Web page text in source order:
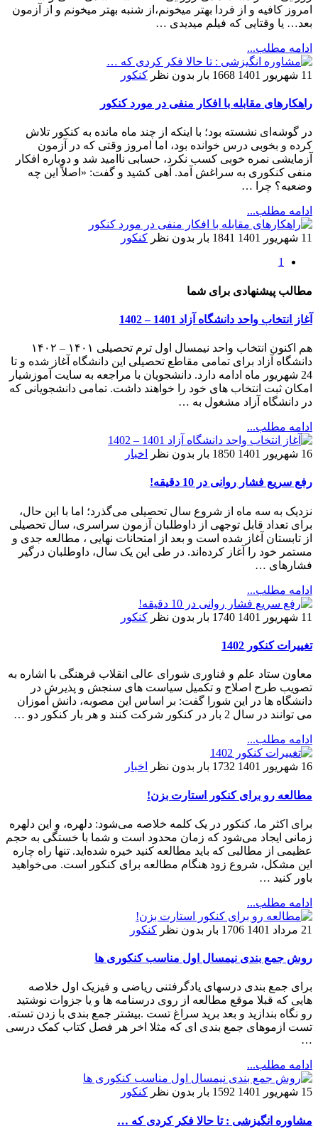
امروز کافیه و از فردا بهتر میخونم،از شنبه بهتر میخونم و از آزمون
بعد… یا وقتایی که فیلم میدیدی …
ادامه مطلب...
11 شهریور 1401 1668 بار بدون نظر کنکور
راهکارهای مقابله با افکار منفی در مورد کنکور
در گوشه‌ای نشسته بود؛ با اینکه از چند ماه مانده به کنکور تلاش
کرده و بخوبی درس خوانده بود، اما امروز وقتی که در آزمون
آزمایشی نمره خوبی کسب نکرد، حسابی ناامید شد و دوباره افکار
منفی کنکوری به سراغش آمد. آهی کشید و گفت: «اصلاً این چه
وضعیه؟ چرا …
ادامه مطلب...
11 شهریور 1401 1841 بار بدون نظر کنکور
1
مطالب پیشنهادی برای شما
آغاز انتخاب واحد دانشگاه آزاد 1401 – 1402
هم اکنون انتخاب واحد نیمسال اول ترم تحصیلی ۱۴۰۱ – ۱۴۰۲
دانشگاه آزاد برای تمامی مقاطع تحصیلی این دانشگاه آغاز شده و تا
24 شهریور ماه ادامه دارد. دانشجویان با مراجعه به سایت آموزشیار
امکان ثبت انتخاب های خود را خواهند داشت. تمامی دانشجویانی که
در دانشگاه آزاد مشغول به …
ادامه مطلب...
16 شهریور 1401 1850 بار بدون نظر اخبار
رفع سریع فشار روانی در 10 دقیقه!
نزدیک به سه ماه از شروع سال تحصیلی می‌گذرد؛ اما با این حال،
برای تعداد قابل توجهی از داوطلبان آزمون سراسری، سال تحصیلی
از تابستان آغاز شده است و بعد از امتحانات نهایی ، مطالعه جدی و
مستمر خود را آغاز کرده‌اند. در طی این یک سال، داوطلبان درگیر
فشارهای …
ادامه مطلب...
11 شهریور 1401 1740 بار بدون نظر کنکور
تغییرات کنکور 1402
معاون ستاد علم و فناوری شورای عالی انقلاب فرهنگی با اشاره به
تصویب طرح اصلاح و تکمیل سیاست های سنجش و پذیرش در
دانشگاه ها در این شورا گفت: بر اساس این مصوبه، دانش آموزان
می توانند در سال 2 بار در کنکور شرکت کنند و هر بار کنکور دو …
ادامه مطلب...
16 شهریور 1401 1732 بار بدون نظر اخبار
مطالعه رو برای کنکور استارت بزن!
براى اکثر ما، کنکور در یک کلمه خلاصه می‌شود: دلهره، و این دلهره
زمانى ایجاد می‌شود که زمان محدود است و شما با خستگى به حجم
عظیمى از مطالبى که باید مطالعه کنید خیره شده‌اید. تنها راه چاره
این مشکل، شروع زود هنگام مطالعه برای کنکور است. می‌خواهید
باور کنید …
ادامه مطلب...
21 مرداد 1401 1706 بار بدون نظر کنکور
روش جمع بندی نیمسال اول مناسب کنکوری ها
برای جمع بندی درسهای یادگرفتنی ریاضی و فیزیک اول خلاصه
هایی که قبلا موقع مطالعه از روی درسنامه ها و یا جزوات نوشتید
رو نگاه بندازید و بعد برید سراغ تست .بیشتر جمع بندی با زدن تسته.
تست ازموهای جمع بندی ای که مثلا اخر هر فصل کتاب کمک درسی
…
ادامه مطلب...
15 شهریور 1401 1592 بار بدون نظر کنکور
مشاوره انگیزشی : تا حالا فکر کردی که …